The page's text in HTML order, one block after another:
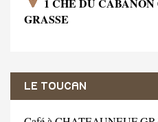
GRASSE
LE TOUCAN